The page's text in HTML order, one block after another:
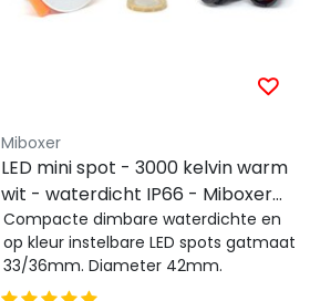
Miboxer
LED mini spot - 3000 kelvin warm
wit - waterdicht IP66 - Miboxer
SL1-12-3000K
Compacte dimbare waterdichte en
op kleur instelbare LED spots gatmaat
33/36mm. Diameter 42mm.
Eenvoudig te bedienen met ...